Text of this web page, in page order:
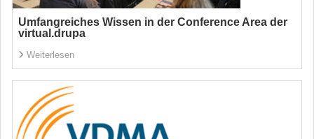
Umfangreiches Wissen in der Conference Area der
virtual.drupa
Weiterlesen